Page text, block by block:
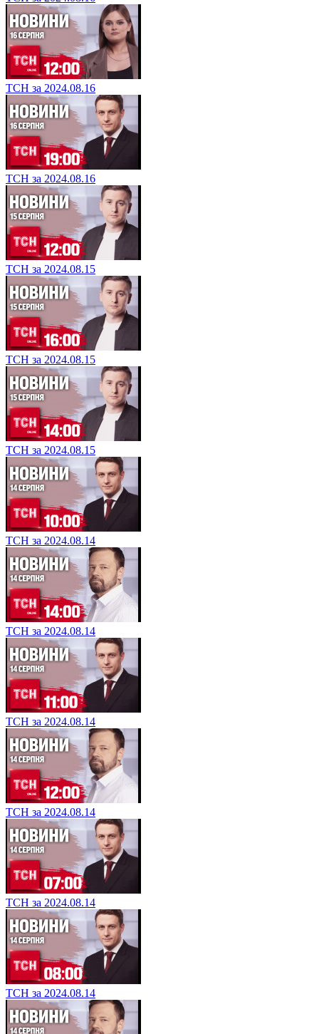
ТСН за 2024.08.16
ТСН за 2024.08.16
ТСН за 2024.08.15
ТСН за 2024.08.15
ТСН за 2024.08.15
ТСН за 2024.08.14
ТСН за 2024.08.14
ТСН за 2024.08.14
ТСН за 2024.08.14
ТСН за 2024.08.14
ТСН за 2024.08.14